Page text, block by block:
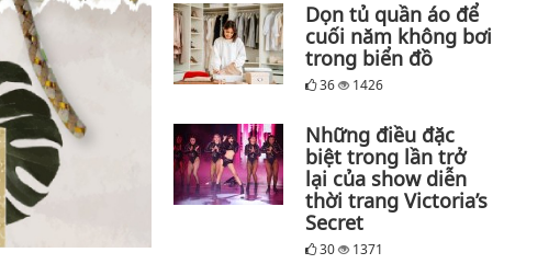
Dọn tủ quần áo để
cuối năm không bơi
trong biển đồ
36 1426
Những điều đặc
biệt trong lần trở
lại của show diễn
thời trang Victoria’s
Secret
30 1371